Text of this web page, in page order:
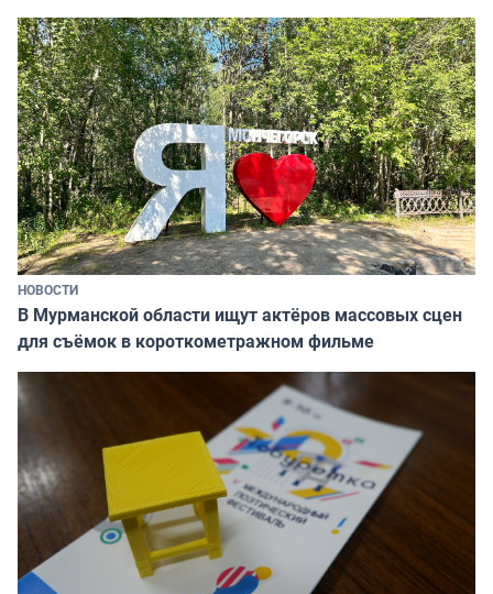
НОВОСТИ
В Мурманской области ищут актёров массовых сцен
для съёмок в короткометражном фильме